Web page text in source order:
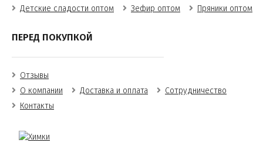
Детские сладости оптом
Зефир оптом Пряники оптом
ПЕРЕД ПОКУПКОЙ
Отзывы
О компании
Доставка и оплата
Сотрудничество
Контакты